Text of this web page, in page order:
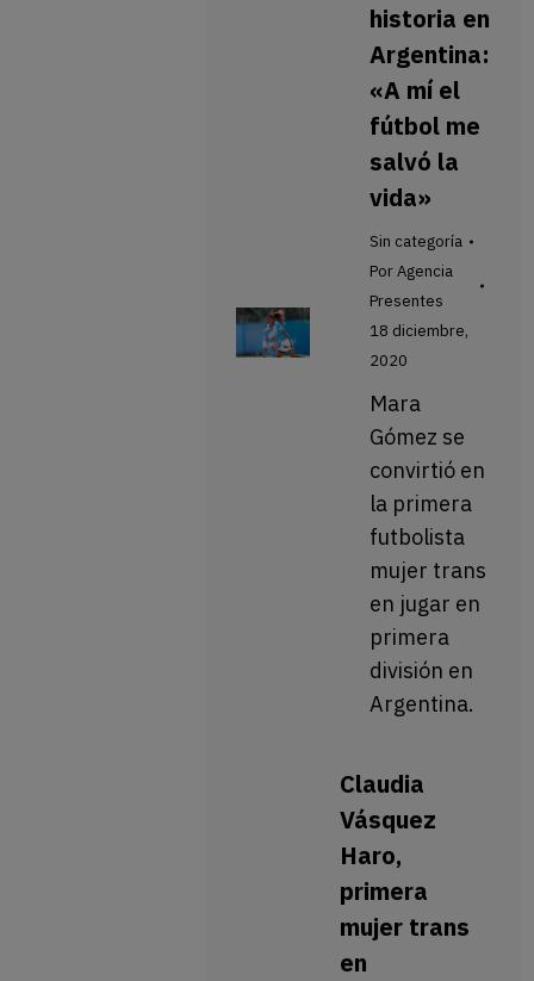
historia en
Argentina:
«A mí el
fútbol me
salvó la
vida»
Sin categoría
PorAgencia
Presentes
18 diciembre,
2020
Mara
Gómez se
convirtió en
la primera
futbolista
mujer trans
en jugar en
primera
división en
Argentina.
Claudia
Vásquez
Haro,
primera
mujer trans
en